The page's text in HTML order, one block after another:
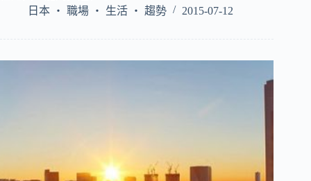
日本 ‧ 職場 ‧ 生活 ‧ 趨勢
2015-07-12